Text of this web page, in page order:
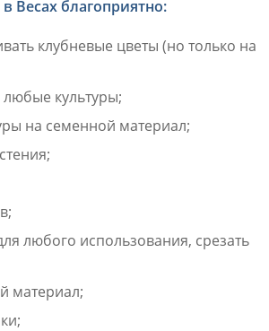
Весах благоприятно:
клубневые цветы (но только на
любые культуры;
на семенной материал;
любого использования, срезать
материал;